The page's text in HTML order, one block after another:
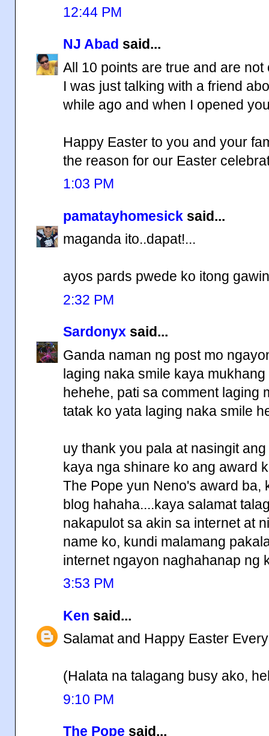
12:44 PM
NJ Abad said...
All 10 points are true and are
I was just talking with a friend
while ago and when I opened
Happy Easter to you and your
the reason for our Easter
1:03 PM
pamatayhomesick said...
maganda ito..dapat!...
ayos pards pwede ko itong
2:32 PM
Sardonyx said...
Ganda naman ng post mo
laging naka smile kaya
hehehe, pati sa comment laging
tatak ko yata laging naka smile
uy thank you pala at nasingit
kaya nga shinare ko ang award
The Pope yun Neno's award ba,
blog hahaha....kaya salamat
nakapulot sa akin sa internet at
name ko, kundi malamang
internet ngayon naghahanap ng
3:53 PM
Ken said...
Salamat and Happy Easter
(Halata na talagang busy ako,
9:10 PM
The Pope said...